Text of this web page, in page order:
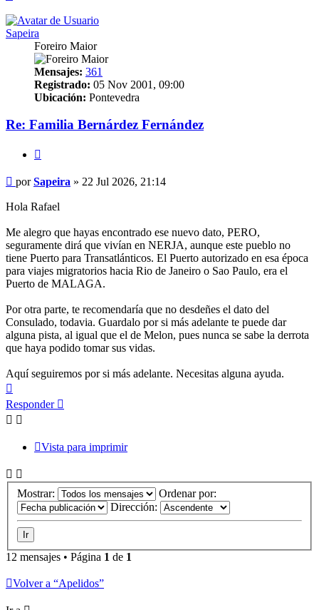
Sapeira
Foreiro Maior
Mensajes: 361
Registrado: 05 Nov 2001, 09:00
Ubicación: Pontevedra
Re: Familia Bernárdez Fernández
Mensaje
porSapeira » 22 Jul 2026, 21:14
Hola Rafael
Me alegro que hayas encontrado ese nuevo dato, PERO,
seguramente dirá que vivían en NERJA, aunque este pueblo no
tiene Puerto para Transatlánticos. El Puerto autorizado en esa época
para viajes migratorios hacia Rio de Janeiro o Sao Paulo, era el
Puerto de MALAGA.
Por otra parte, te recomendaría que no desdeñes el dato del
Consulado, todavia. Guardalo por si más adelante te puede dar
alguna pista, al igual que el de Melon, pues nunca se sabe la derrota
que haya podido tomar sus vidas.
Aquí seguiremos por si más adelante. Necesitas alguna ayuda.
Responder
Vista para imprimir
Mostrar:
Ordenar por:
Dirección:
12 mensajes • Página 1 de 1
Volver a “Apelidos”